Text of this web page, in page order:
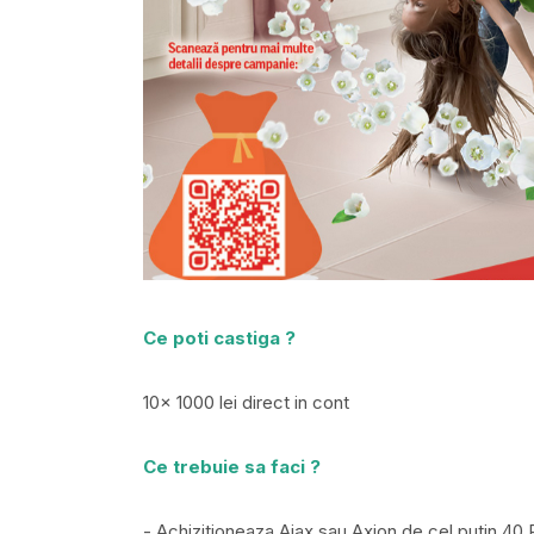
Ce poti castiga ?
10x 1000 lei direct in cont
Ce trebuie sa faci ?